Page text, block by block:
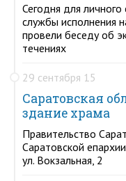
Сегодня для
службы исполнения
провели беседу об
течениях
29 сентября 15
Саратовская
здание храма
Правительство
Саратовской
ул. Вокзальная, 2